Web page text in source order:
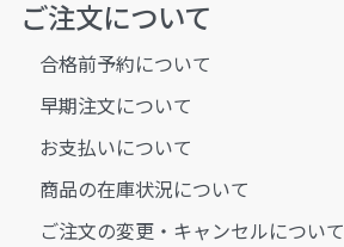
ご注文について
合格前予約について
早期注文について
お支払いについて
商品の在庫状況について
ご注文の変更・キャンセルについて